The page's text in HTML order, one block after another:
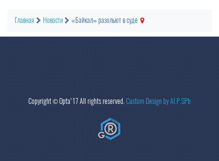
Главная Новости «Байкал» разольют в суде
Copyright ©Opta'17 All rights reserved.Custom Design by Al.P.SPb